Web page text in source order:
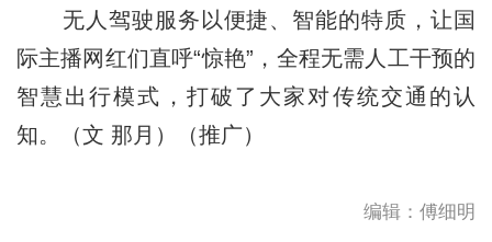
无人驾驶服务以便捷、智能的特质，让国
际主播网红们直呼“惊艳”，全程无需人工干预的
智慧出行模式，打破了大家对传统交通的认
知。（文 那月）（推广）
编辑：傅细明